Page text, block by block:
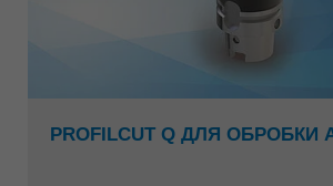
PROFILCUT Q ДЛЯ